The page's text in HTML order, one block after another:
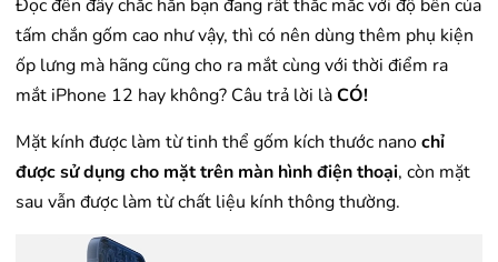
Đọc đến đây chắc hẳn bạn đang rất thắc mắc với độ bền của
tấm chắn gốm cao như vậy, thì có nên dùng thêm phụ kiện
ốp lưng mà hãng cũng cho ra mắt cùng với thời điểm ra
mắt iPhone 12 hay không? Câu trả lời làCÓ!
Mặt kính được làm từ tinh thể gốm kích thước nanochỉ
được sử dụng cho mặt trên màn hình điện thoại, còn mặt
sau vẫn được làm từ chất liệu kính thông thường.